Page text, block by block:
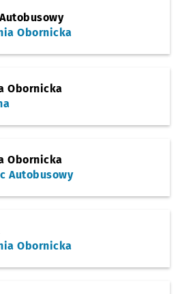
Obornicka
Obornicka
Obornicka
Autobusowy
Obornicka